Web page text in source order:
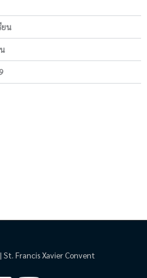
ยน
Francis Xavier Convent